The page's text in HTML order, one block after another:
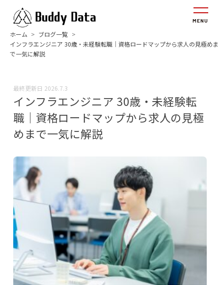
ホーム
ブログ一覧
インフラエンジニア 30歳・未経験転職｜資格ロードマップから求人の見極めま
で一気に解説
最終更新日 2026.7.3
インフラエンジニア 30歳・未経験転
職｜資格ロードマップから求人の見極
めまで一気に解説